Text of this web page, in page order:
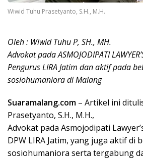
Wiwid Tuhu Prasetyanto, S.H., M.H.
Oleh : Wiwid Tuhu P, SH., MH.
Advokat pada ASMOJODIPATI
Pengurus LIRA Jatim dan aktif pada
sosiohumaniora di Malang
Suaramalang.com – Artikel ini
Prasetyanto, S.H., M.H.,
Advokat pada Asmojodipati
DPW LIRA Jatim, yang juga aktif di
sosiohumaniora serta tergabung